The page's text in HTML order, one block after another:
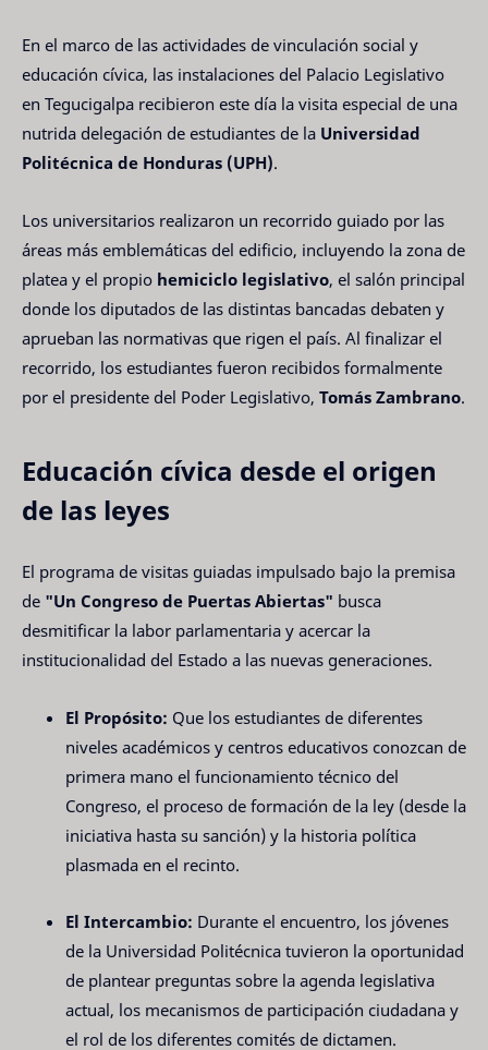
En el marco de las actividades de vinculación social y
educación cívica, las instalaciones del Palacio Legislativo
en Tegucigalpa recibieron este día la visita especial de una
nutrida delegación de estudiantes de la Universidad
Politécnica de Honduras (UPH).
Los universitarios realizaron un recorrido guiado por las
áreas más emblemáticas del edificio, incluyendo la zona de
platea y el propio hemiciclo legislativo, el salón principal
donde los diputados de las distintas bancadas debaten y
aprueban las normativas que rigen el país. Al finalizar el
recorrido, los estudiantes fueron recibidos formalmente
por el presidente del Poder Legislativo, Tomás Zambrano.
Educación cívica desde el origen
de las leyes
El programa de visitas guiadas impulsado bajo la premisa
de "Un Congreso de Puertas Abiertas" busca
desmitificar la labor parlamentaria y acercar la
institucionalidad del Estado a las nuevas generaciones.
El Propósito: Que los estudiantes de diferentes
niveles académicos y centros educativos conozcan de
primera mano el funcionamiento técnico del
Congreso, el proceso de formación de la ley (desde la
iniciativa hasta su sanción) y la historia política
plasmada en el recinto.
El Intercambio: Durante el encuentro, los jóvenes
de la Universidad Politécnica tuvieron la oportunidad
de plantear preguntas sobre la agenda legislativa
actual, los mecanismos de participación ciudadana y
el rol de los diferentes comités de dictamen.